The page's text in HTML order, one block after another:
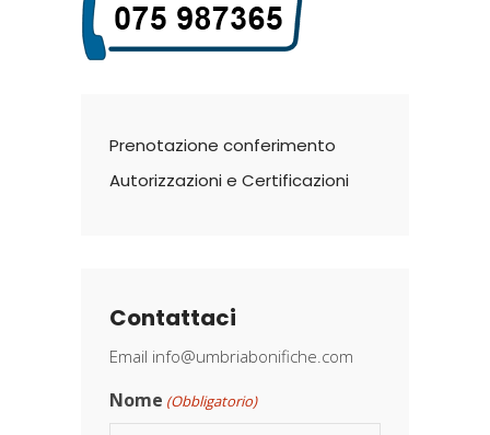
Prenotazione conferimento
Autorizzazioni e Certificazioni
Contattaci
Email info@umbriabonifiche.com
Nome (Obbligatorio)